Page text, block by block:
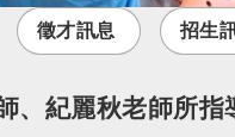
徵才訊息 招生
、紀麗秋老師所